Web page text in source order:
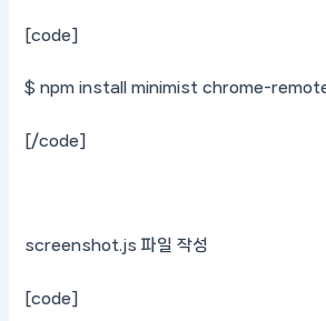
[code]
$ npm install minimist chrome-
[/code]
screenshot.js 파일 작성
[code]